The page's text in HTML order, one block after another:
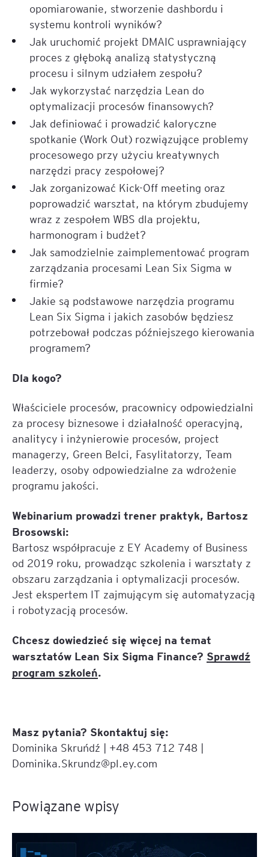
opomiarowanie, stworzenie dashbordu i
systemu kontroli wyników?
Jak uruchomić projekt DMAIC usprawniający
proces z głęboką analizą statystyczną
procesu i silnym udziałem zespołu?
Jak wykorzystać narzędzia Lean do
optymalizacji procesów finansowych?
Jak definiować i prowadzić kaloryczne
spotkanie (Work Out) rozwiązujące problemy
procesowego przy użyciu kreatywnych
narzędzi pracy zespołowej?
Jak zorganizować Kick-Off meeting oraz
poprowadzić warsztat, na którym zbudujemy
wraz z zespołem WBS dla projektu,
harmonogram i budżet?
Jak samodzielnie zaimplementować program
zarządzania procesami Lean Six Sigma w
firmie?
Jakie są podstawowe narzędzia programu
Lean Six Sigma i jakich zasobów będziesz
potrzebował podczas późniejszego kierowania
programem?
Dla kogo?
Właściciele procesów, pracownicy odpowiedzialni
za procesy biznesowe i działalność operacyjną,
analitycy i inżynierowie procesów, project
managerzy, Green Belci, Fasylitatorzy, Team
leaderzy, osoby odpowiedzialne za wdrożenie
programu jakości.
Webinarium prowadzi trener praktyk, Bartosz
Brosowski:
Bartosz współpracuje z EY Academy of Business
od 2019 roku, prowadząc szkolenia i warsztaty z
obszaru zarządzania i optymalizacji procesów.
Jest ekspertem IT zajmującym się automatyzacją
i robotyzacją procesów.
Chcesz dowiedzieć się więcej na temat
warsztatów Lean Six Sigma Finance? Sprawdź
program szkoleń.
Masz pytania? Skontaktuj się:
Dominika Skruńdź | +48 453 712 748 |
Dominika.Skrundz@pl.ey.com
Powiązane wpisy